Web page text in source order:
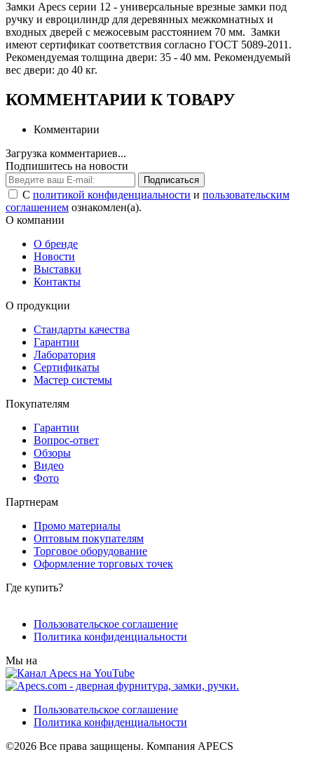
Замки Apecs серии 12 - универсальные врезные замки под
ручку и евроцилиндр для деревянных межкомнатных и
входных дверей с межосевым расстоянием 70 мм. Замки
имеют сертификат соответствия согласно ГОСТ 5089-2011.
Рекомендуемая толщина двери: 35 - 40 мм. Рекомендуемый
вес двери: до 40 кг.
КОММЕНТАРИИ К ТОВАРУ
Комментарии
Загрузка комментариев...
Подпишитесь на новости
Подписаться
С политикой конфиденциальности и пользовательским
соглашением ознакомлен(а).
О компании
О бренде
Новости
Выставки
Контакты
О продукции
Стандарты качества
Гарантии
Лаборатория
Сертификаты
Мастер системы
Покупателям
Гарантии
Вопрос-ответ
Обзоры
Видео
Фото
Партнерам
Промо материалы
Оптовым покупателям
Торговое оборудование
Оформление торговых точек
Где купить?
Пользовательское соглашение
Политика конфиденциальности
Мы на
Пользовательское соглашение
Политика конфиденциальности
©2026 Все права защищены. Компания APECS